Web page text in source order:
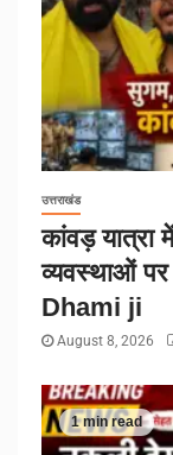
उत्तराखंड
कांवड़ यात्रा
व्यवस्थाओं
Dhami ji
August 8, 2026
1 min read